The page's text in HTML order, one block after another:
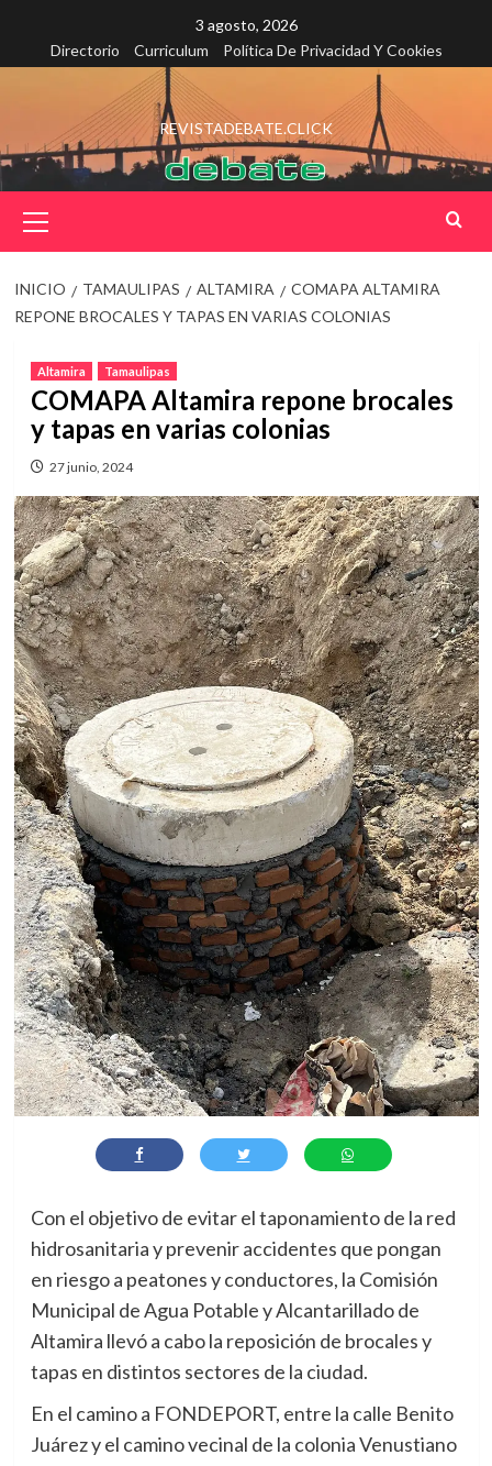
contenido
3 agosto, 2026
Directorio
Curriculum Política De Privacidad Y Cookies
REVISTADEBATE.CLICK
principal
INICIO TAMAULIPAS ALTAMIRA
COMAPA ALTAMIRA
REPONE BROCALES Y TAPAS EN VARIAS COLONIAS
Altamira Tamaulipas
COMAPA Altamira repone brocales
y tapas en varias colonias
27 junio, 2024
Con el objetivo de evitar el taponamiento de la red
hidrosanitaria y prevenir accidentes que pongan
en riesgo a peatones y conductores, la Comisión
Municipal de Agua Potable y Alcantarillado de
Altamira llevó a cabo la reposición de brocales y
tapas en distintos sectores de la ciudad.
En el camino a FONDEPORT, entre la calle Benito
Juárez y el camino vecinal de la colonia Venustiano